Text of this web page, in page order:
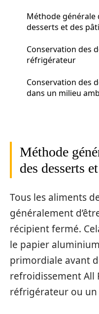
Méthode générale
desserts et des
Conservation des
réfrigérateur
Conservation des
dans un milieu
Méthode
des desserts
Tous les aliments
généralement
récipient fermé.
le papier
primordiale avant
refroidissement All
réfrigérateur ou